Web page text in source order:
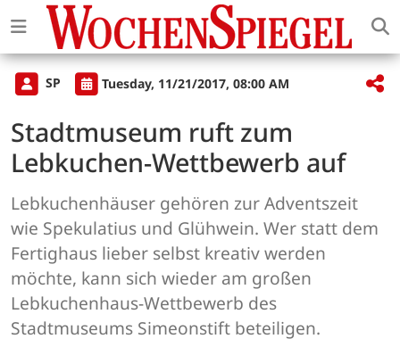
SP Tuesday, 11/21/2017, 08:00 AM
Stadtmuseum ruft zum
Lebkuchen-Wettbewerb auf
Lebkuchenhäuser gehören zur Adventszeit
wie Spekulatius und Glühwein. Wer statt dem
Fertighaus lieber selbst kreativ werden
möchte, kann sich wieder am großen
Lebkuchenhaus-Wettbewerb des
Stadtmuseums Simeonstift beteiligen.